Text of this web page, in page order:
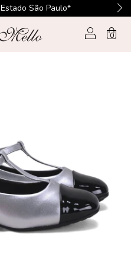
Frete Grátis $500+ Sul, Sudste,
0